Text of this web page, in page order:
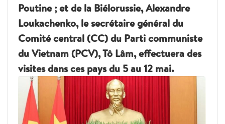
Poutine ; et de la Biélorussie, Alexandre
Loukachenko, le secrétaire général du
Comité central (CC) du Parti communiste
du Vietnam (PCV), Tô Lâm, effectuera des
visites dans ces pays du 5 au 12 mai.